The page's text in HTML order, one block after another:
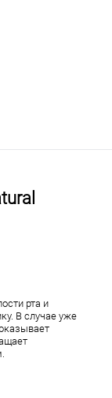
рта и
В случае уже